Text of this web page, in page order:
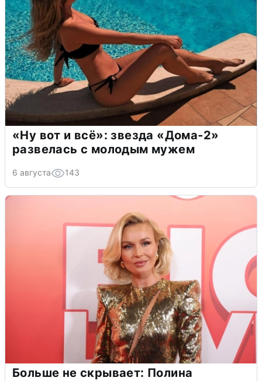
«Ну вот и всё»: звезда «Дома-2»
развелась с молодым мужем
6 августа 143
Больше не скрывает: Полина